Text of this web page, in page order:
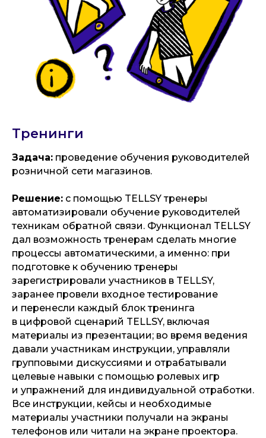
Тренинги
Задача: проведение обучения руководителей
розничной сети магазинов.
Решение: с помощью TELLSY тренеры
автоматизировали обучение руководителей
техникам обратной связи. Функционал TELLSY
дал возможность тренерам сделать многие
процессы автоматическими, а именно: при
подготовке к обучению тренеры
зарегистрировали участников в TELLSY,
заранее провели входное тестирование
и перенесли каждый блок тренинга
в цифровой сценарий TELLSY, включая
материалы из презентации; во время ведения
давали участникам инструкции, управляли
групповыми дискуссиями и отрабатывали
целевые навыки с помощью ролевых игр
и упражнений для индивидуальной отработки.
Все инструкции, кейсы и необходимые
материалы участники получали на экраны
телефонов или читали на экране проектора.